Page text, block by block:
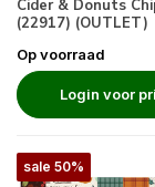
Cider & Donuts
(22917) (OUTLET)
Op voorraad
Login voor
sale 50%